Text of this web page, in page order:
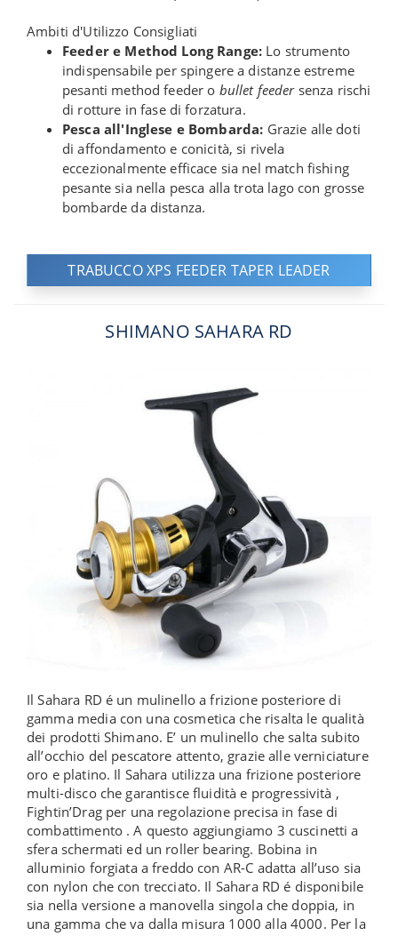
Ambiti d'Utilizzo Consigliati
Feeder e Method Long Range: Lo strumento
indispensabile per spingere a distanze estreme
pesanti method feeder o bullet feedersenza rischi
di rotture in fase di forzatura.
Pesca all'Inglese e Bombarda: Grazie alle doti
di affondamento e conicità, si rivela
eccezionalmente efficace sia nel match fishing
pesante sia nella pesca alla trota lago con grosse
bombarde da distanza.
TRABUCCO XPS FEEDER TAPER LEADER
SHIMANO SAHARA RD
Il Sahara RD é un mulinello a frizione posteriore di
gamma media con una cosmetica che risalta le qualità
dei prodotti Shimano. E’ un mulinello che salta subito
all’occhio del pescatore attento, grazie alle verniciature
oro e platino. Il Sahara utilizza una frizione posteriore
multi-disco che garantisce fluidità e progressività ,
Fightin’Drag per una regolazione precisa in fase di
combattimento . A questo aggiungiamo 3 cuscinetti a
sfera schermati ed un roller bearing. Bobina in
alluminio forgiata a freddo con AR-C adatta all’uso sia
con nylon che con trecciato. Il Sahara RD é disponibile
sia nella versione a manovella singola che doppia, in
una gamma che va dalla misura 1000 alla 4000. Per la